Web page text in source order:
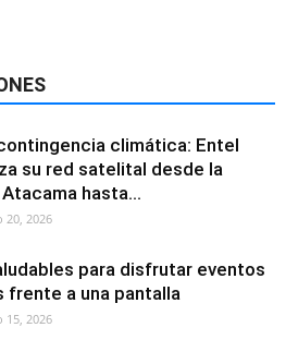
climática: Entel
su red satelital desde la
hasta...
20, 2026
para disfrutar eventos
frente a una pantalla
15, 2026